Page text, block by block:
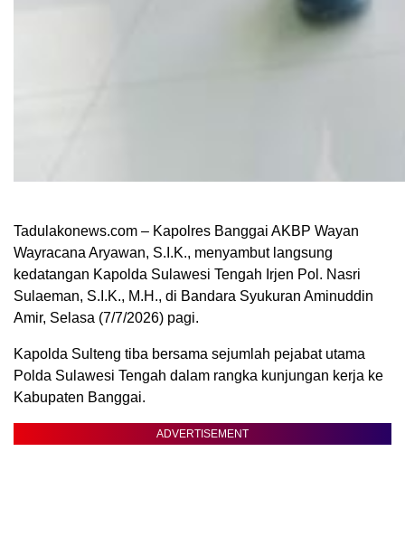
Tadulakonews.com – Kapolres Banggai AKBP Wayan
Wayracana Aryawan, S.I.K., menyambut langsung
kedatangan Kapolda Sulawesi Tengah Irjen Pol. Nasri
Sulaeman, S.I.K., M.H., di Bandara Syukuran Aminuddin
Amir, Selasa (7/7/2026) pagi.
Kapolda Sulteng tiba bersama sejumlah pejabat utama
Polda Sulawesi Tengah dalam rangka kunjungan kerja ke
Kabupaten Banggai.
ADVERTISEMENT